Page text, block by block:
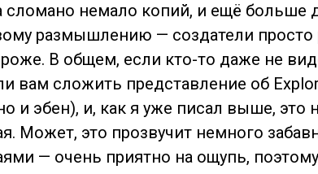
сломано немало копий, и ещё больше
размышлению — создатели
В общем, если кто-то даже не
сложить представление об
и эбен), и, как я уже писал выше,
Может, это прозвучит немного
— очень приятно на ощупь,